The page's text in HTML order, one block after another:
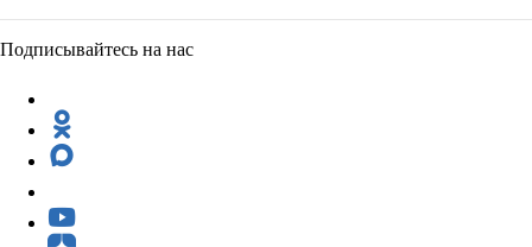
Подписывайтесь на нас